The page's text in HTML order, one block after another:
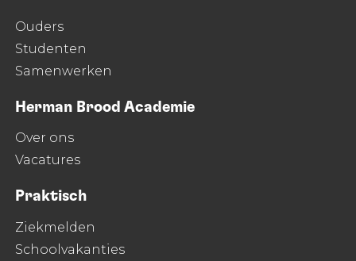
Ouders
Studenten
Samenwerken
Herman Brood Academie
Over ons
Vacatures
Praktisch
Ziekmelden
Schoolvakanties